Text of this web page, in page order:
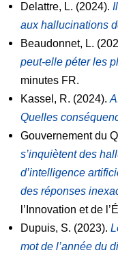
Delattre, L. (2024).
aux hallucinations
Beaudonnet, L.
peut-elle péter les
minutes FR.
Kassel, R. (2024).
Quelles
Gouvernement du
s’inquiètent des
d’intelligence
des réponses
l’Innovation et de
Dupuis, S. (2023).
mot de l’année du